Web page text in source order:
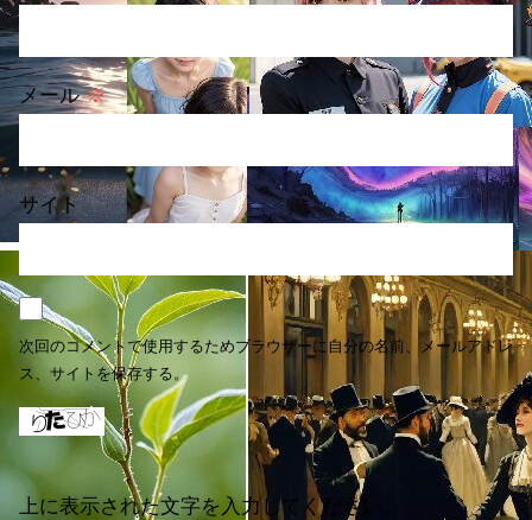
メール※
サイト
次回のコメントで使用するためブラウザーに自分の名前、メールアドレ
ス、サイトを保存する。
上に表示された文字を入力してください。